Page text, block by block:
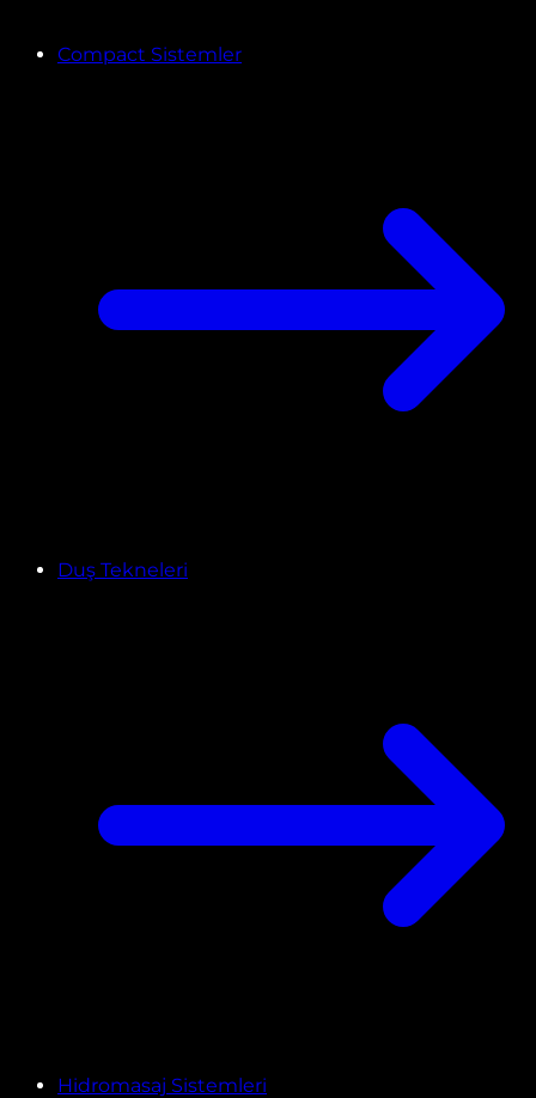
Compact Sistemler
Duş Tekneleri
Hidromasaj Sistemleri